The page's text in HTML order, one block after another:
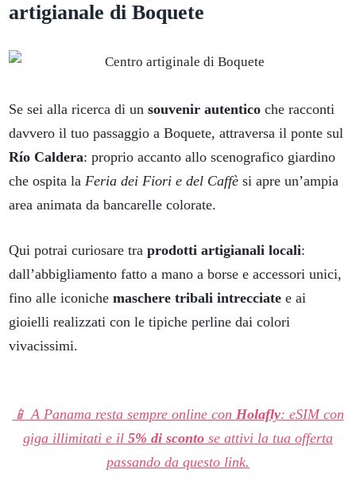
artigianale di Boquete
Se sei alla ricerca di un souvenir autentico che racconti
davvero il tuo passaggio a Boquete, attraversa il ponte sul
Río Caldera: proprio accanto allo scenografico giardino
che ospita la Feria dei Fiori e del Caffè si apre un’ampia
area animata da bancarelle colorate.
Qui potrai curiosare tra prodotti artigianali locali:
dall’abbigliamento fatto a mano a borse e accessori unici,
fino alle iconiche maschere tribali intrecciate e ai
gioielli realizzati con le tipiche perline dai colori
vivacissimi.
📱 A Panama resta sempre online con Holafly: eSIM con
giga illimitati e il 5% di sconto se attivi la tua offerta
passando da questo link.